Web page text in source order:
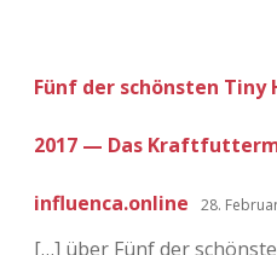
Fünf der schönsten Tiny
2017 — Das
influenca.online 28.
[…] über Fünf der